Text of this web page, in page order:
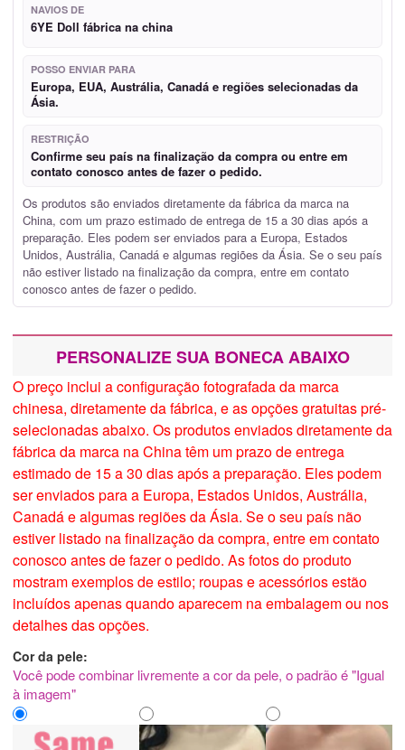
NAVIOS DE
6YE Doll fábrica na china
POSSO ENVIAR PARA
Europa, EUA, Austrália, Canadá e regiões selecionadas da
Ásia.
RESTRIÇÃO
Confirme seu país na finalização da compra ou entre em
contato conosco antes de fazer o pedido.
Os produtos são enviados diretamente da fábrica da marca na
China, com um prazo estimado de entrega de 15 a 30 dias após a
preparação. Eles podem ser enviados para a Europa, Estados
Unidos, Austrália, Canadá e algumas regiões da Ásia. Se o seu país
não estiver listado na finalização da compra, entre em contato
conosco antes de fazer o pedido.
PERSONALIZE SUA BONECA ABAIXO
O preço inclui a configuração fotografada da marca
chinesa, diretamente da fábrica, e as opções gratuitas pré-
selecionadas abaixo. Os produtos enviados diretamente da
fábrica da marca na China têm um prazo de entrega
estimado de 15 a 30 dias após a preparação. Eles podem
ser enviados para a Europa, Estados Unidos, Austrália,
Canadá e algumas regiões da Ásia. Se o seu país não
estiver listado na finalização da compra, entre em contato
conosco antes de fazer o pedido. As fotos do produto
mostram exemplos de estilo; roupas e acessórios estão
incluídos apenas quando aparecem na embalagem ou nos
detalhes das opções.
Cor da pele:
Você pode combinar livremente a cor da pele, o padrão é "Igual
à imagem"